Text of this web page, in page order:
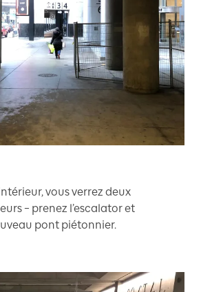
vous verrez deux
– prenez l’escalator et
pont piétonnier.